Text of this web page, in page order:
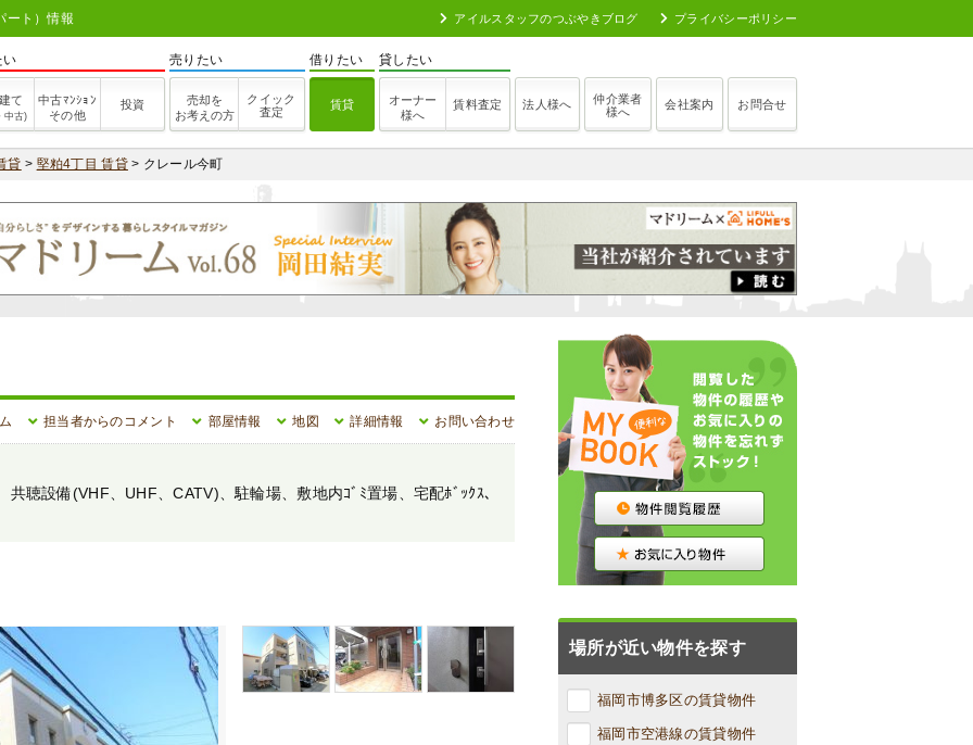
ート）情報 アイルスタッフのつぶやきブログ プライバシーポリシー
い
て
中古)
中古ﾏﾝｼｮﾝ
その他
投資
売りたい
売却を
お考えの方
クイック
査定
借りたい
賃貸
貸したい
オーナー
様へ
賃料査定 法人様へ
仲介業者
様へ
会社案内 お問合せ
貸 > 堅粕4丁目 賃貸> クレール今町
担当者からのコメント 部屋情報 地図 詳細情報 お問い合わせ
聴設備(VHF、UHF、CATV)、駐輪場、敷地内ｺﾞﾐ置場、宅配ﾎﾞｯｸｽ、
場所が近い物件を探す
福岡市博多区の賃貸物件
福岡市空港線の賃貸物件